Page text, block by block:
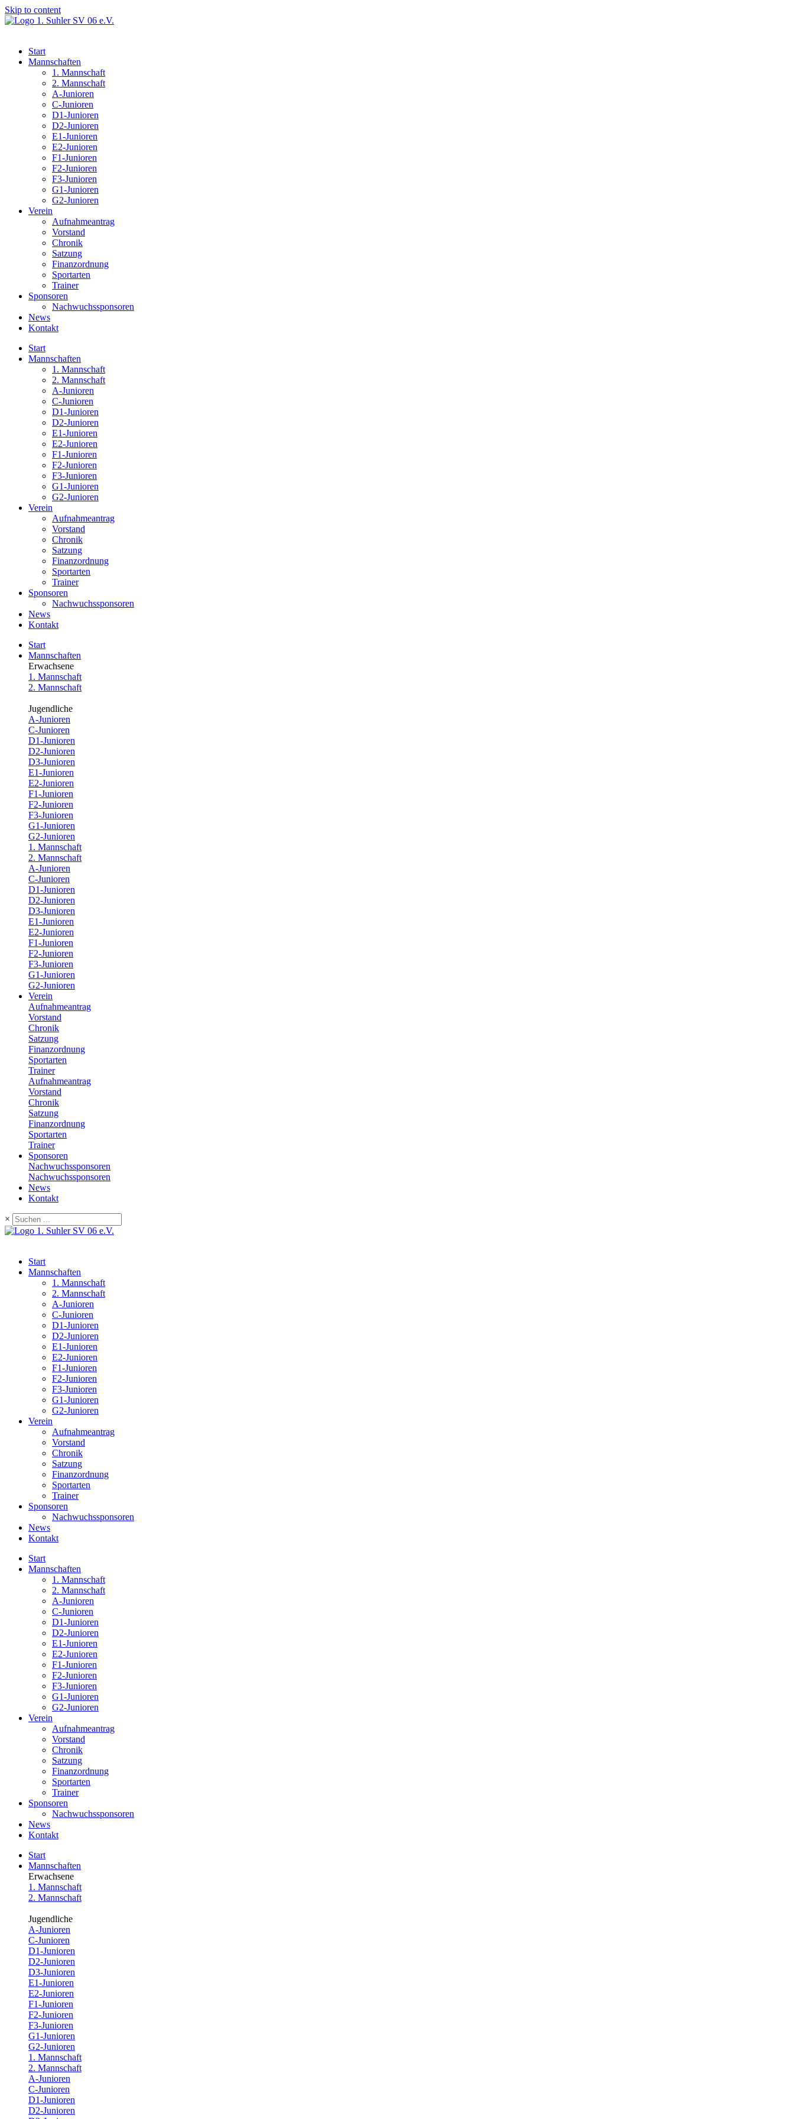
Skip to content
Start
Mannschaften
1. Mannschaft
2. Mannschaft
A-Junioren
C-Junioren
D1-Junioren
D2-Junioren
E1-Junioren
E2-Junioren
F1-Junioren
F2-Junioren
F3-Junioren
G1-Junioren
G2-Junioren
Verein
Aufnahmeantrag
Vorstand
Chronik
Satzung
Finanzordnung
Sportarten
Trainer
Sponsoren
Nachwuchssponsoren
News
Kontakt
Start
Mannschaften
1. Mannschaft
2. Mannschaft
A-Junioren
C-Junioren
D1-Junioren
D2-Junioren
E1-Junioren
E2-Junioren
F1-Junioren
F2-Junioren
F3-Junioren
G1-Junioren
G2-Junioren
Verein
Aufnahmeantrag
Vorstand
Chronik
Satzung
Finanzordnung
Sportarten
Trainer
Sponsoren
Nachwuchssponsoren
News
Kontakt
Start
Mannschaften
Erwachsene
1. Mannschaft
2. Mannschaft
Jugendliche
A-Junioren
C-Junioren
D1-Junioren
D2-Junioren
D3-Junioren
E1-Junioren
E2-Junioren
F1-Junioren
F2-Junioren
F3-Junioren
G1-Junioren
G2-Junioren
1. Mannschaft
2. Mannschaft
A-Junioren
C-Junioren
D1-Junioren
D2-Junioren
D3-Junioren
E1-Junioren
E2-Junioren
F1-Junioren
F2-Junioren
F3-Junioren
G1-Junioren
G2-Junioren
Verein
Aufnahmeantrag
Vorstand
Chronik
Satzung
Finanzordnung
Sportarten
Trainer
Aufnahmeantrag
Vorstand
Chronik
Satzung
Finanzordnung
Sportarten
Trainer
Sponsoren
Nachwuchssponsoren
Nachwuchssponsoren
News
Kontakt
×
Start
Mannschaften
1. Mannschaft
2. Mannschaft
A-Junioren
C-Junioren
D1-Junioren
D2-Junioren
E1-Junioren
E2-Junioren
F1-Junioren
F2-Junioren
F3-Junioren
G1-Junioren
G2-Junioren
Verein
Aufnahmeantrag
Vorstand
Chronik
Satzung
Finanzordnung
Sportarten
Trainer
Sponsoren
Nachwuchssponsoren
News
Kontakt
Start
Mannschaften
1. Mannschaft
2. Mannschaft
A-Junioren
C-Junioren
D1-Junioren
D2-Junioren
E1-Junioren
E2-Junioren
F1-Junioren
F2-Junioren
F3-Junioren
G1-Junioren
G2-Junioren
Verein
Aufnahmeantrag
Vorstand
Chronik
Satzung
Finanzordnung
Sportarten
Trainer
Sponsoren
Nachwuchssponsoren
News
Kontakt
Start
Mannschaften
Erwachsene
1. Mannschaft
2. Mannschaft
Jugendliche
A-Junioren
C-Junioren
D1-Junioren
D2-Junioren
D3-Junioren
E1-Junioren
E2-Junioren
F1-Junioren
F2-Junioren
F3-Junioren
G1-Junioren
G2-Junioren
1. Mannschaft
2. Mannschaft
A-Junioren
C-Junioren
D1-Junioren
D2-Junioren